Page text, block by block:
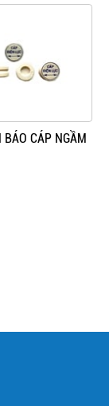
BÁO CÁP NGẦM